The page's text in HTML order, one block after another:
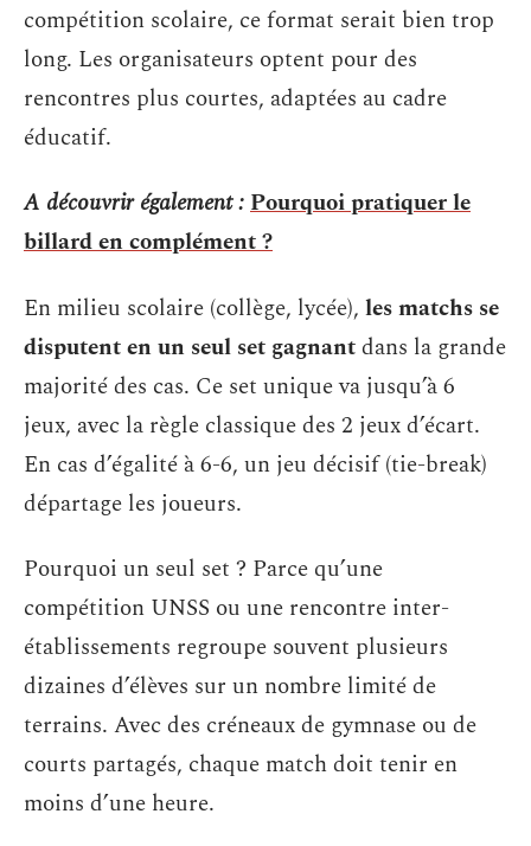
compétition scolaire, ce format serait bien trop
long. Les organisateurs optent pour des
rencontres plus courtes, adaptées au cadre
éducatif.
A découvrir également :Pourquoi pratiquer le
billard en complément ?
En milieu scolaire (collège, lycée), les matchs se
disputent en un seul set gagnantdans la grande
majorité des cas. Ce set unique va jusqu’à 6
jeux, avec la règle classique des 2 jeux d’écart.
En cas d’égalité à 6-6, un jeu décisif (tie-break)
départage les joueurs.
Pourquoi un seul set ? Parce qu’une
compétition UNSS ou une rencontre inter-
établissements regroupe souvent plusieurs
dizaines d’élèves sur un nombre limité de
terrains. Avec des créneaux de gymnase ou de
courts partagés, chaque match doit tenir en
moins d’une heure.